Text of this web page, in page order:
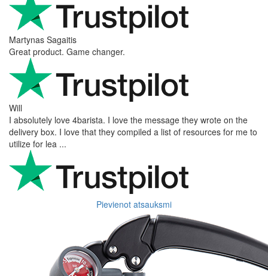
Martynas Sagaitis
Great product. Game changer.
Will
I absolutely love 4barista. I love the message they wrote on the
delivery box. I love that they compiled a list of resources for me to
utilize for lea ...
Pievienot atsauksmi